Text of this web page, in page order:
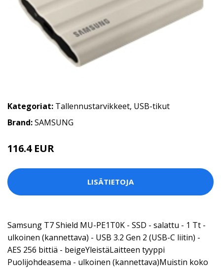
Kategoriat: Tallennustarvikkeet, USB-tikut
Brand:SAMSUNG
116.4 EUR
LISÄTIETOJA
Samsung T7 Shield MU-PE1T0K - SSD - salattu - 1 Tt -
ulkoinen (kannettava) - USB 3.2 Gen 2 (USB-C liitin) -
AES 256 bittiä - beigeYleistäLaitteen tyyppi
Puolijohdeasema - ulkoinen (kannettava)Muistin koko